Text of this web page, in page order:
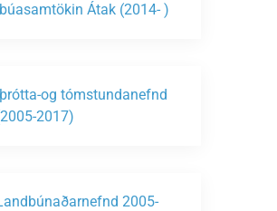
Átak (2014- )
og tómstundanefnd
2017)
2005-